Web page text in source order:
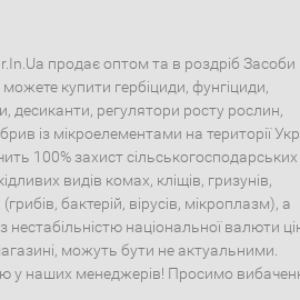
продає оптом та в роздріб Засоби
купити гербіциди, фунгіциди,
десиканти, регулятори росту рослин,
із мікроелементами на території
100% захист сільськогосподарських
видів комах, кліщів, гризунів,
бактерій, вірусів, мікроплазм), а
нестабільністю національної валюти
можуть бути не актуальними.
у наших менеджерів! Просимо